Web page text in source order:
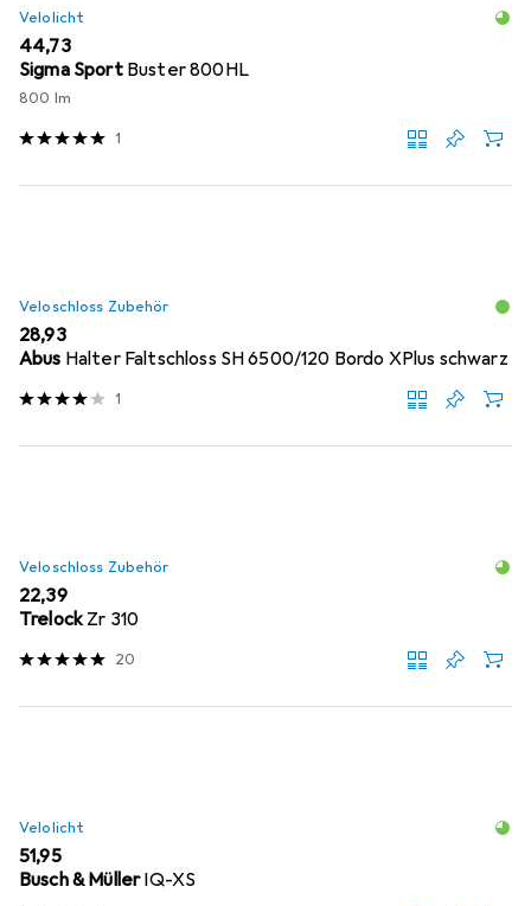
Velolicht
EUR
44,73
Sigma Sport Buster 800HL
800 lm
1
Veloschloss Zubehör
EUR
28,93
Abus Halter Faltschloss SH 6500/120 Bordo XPlus schwarz
1
Veloschloss Zubehör
EUR
22,39
TrelockZr 310
20
Velolicht
EUR
51,95
Busch & MüllerIQ-XS